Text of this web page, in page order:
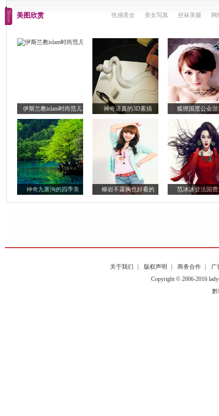
美图欣赏 性感美女 美女写真 丝袜美腿 网
伊斯兰教islam时尚范儿 神奇逼真的3D素描 狐狸国度公会
神奇九寨沟的四季美 柳岩不露胸也好看的 范冰冰登法国
关于我们 版权声明 商务合作
广
Copyright © 2006-2016
黔